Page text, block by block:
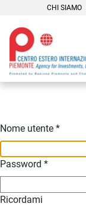
CHI SIAMO
Nome utente *
Password *
Ricordami